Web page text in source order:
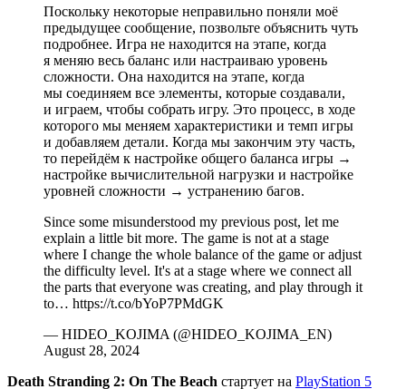
Поскольку некоторые неправильно поняли моё
предыдущее сообщение, позвольте объяснить чуть
подробнее. Игра не находится на этапе, когда
я меняю весь баланс или настраиваю уровень
сложности. Она находится на этапе, когда
мы соединяем все элементы, которые создавали,
и играем, чтобы собрать игру. Это процесс, в ходе
которого мы меняем характеристики и темп игры
и добавляем детали. Когда мы закончим эту часть,
то перейдём к настройке общего баланса игры →
настройке вычислительной нагрузки и настройке
уровней сложности → устранению багов.
Since some misunderstood my previous post, let me
explain a little bit more. The game is not at a stage
where I change the whole balance of the game or adjust
the difficulty level. It's at a stage where we connect all
the parts that everyone was creating, and play through it
to… https://t.co/bYoP7PMdGK
— HIDEO_KOJIMA (@HIDEO_KOJIMA_EN)
August 28, 2024
Death Stranding 2: On The Beach стартует на PlayStation 5